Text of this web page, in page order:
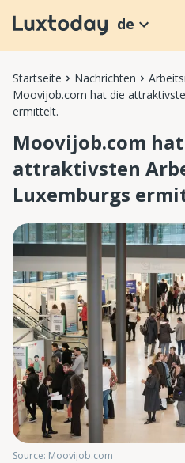
de
Startseite Nachrichten
Moovijob.com hat die
ermittelt.
Moovijob.com
attraktivsten
Luxemburgs
Source: Moovijob.com